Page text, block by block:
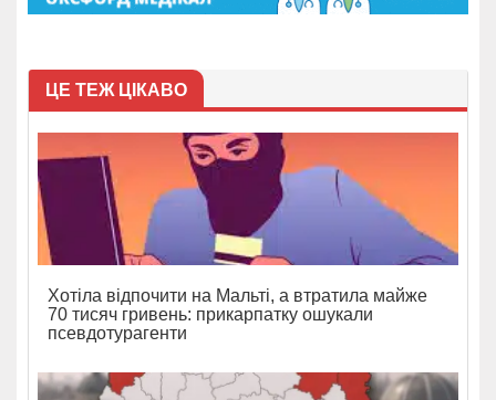
ЦЕ ТЕЖ ЦІКАВО
Хотіла відпочити на Мальті, а втратила майже
70 тисяч гривень: прикарпатку ошукали
псевдотурагенти